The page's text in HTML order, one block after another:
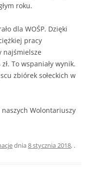
roku.
dla WOŚP. Dzięki
pracy
najśmielsze
To wspaniały wynik.
zbiórek sołeckich w
Wolontariuszy
dnia 8 stycznia 2018, .